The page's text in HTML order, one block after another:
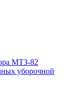
МТЗ-82
уборочной